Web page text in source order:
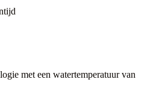
met een watertemperatuur van